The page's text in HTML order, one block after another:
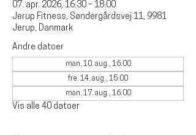
07. apr. 2026, 16:30 – 18:00
Jerup Fitness, Søndergårdsvej 11, 9981
Jerup, Danmark
Andre datoer
man. 10. aug., 16:00
fre. 14. aug., 15:00
man. 17. aug., 16:00
Vis alle 40 datoer